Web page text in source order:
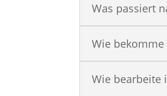
Was passiert
Wie
Wie bearbeite